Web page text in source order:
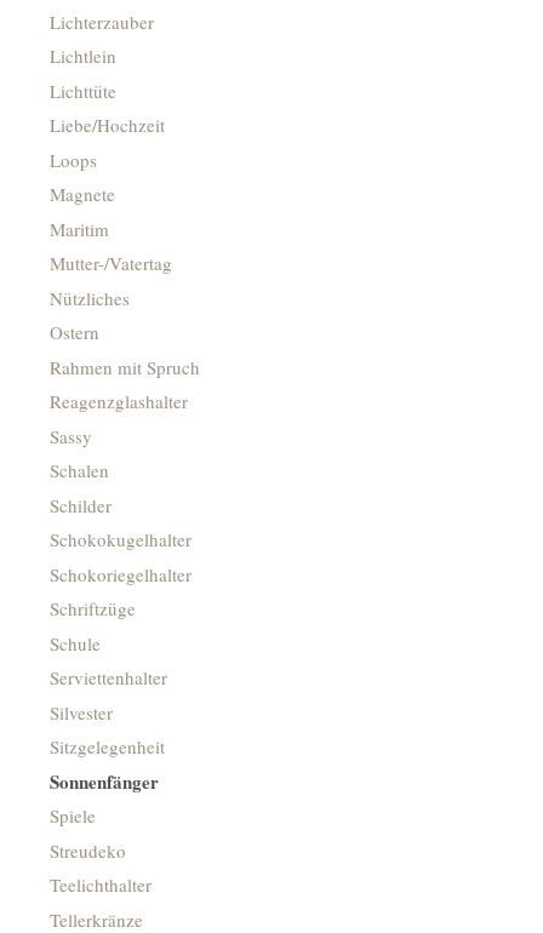
Lichterzauber
Lichtlein
Lichttüte
Liebe/Hochzeit
Loops
Magnete
Maritim
Mutter-/Vatertag
Nützliches
Ostern
Rahmen mit Spruch
Reagenzglashalter
Sassy
Schalen
Schilder
Schokokugelhalter
Schokoriegelhalter
Schriftzüge
Schule
Serviettenhalter
Silvester
Sitzgelegenheit
Sonnenfänger
Spiele
Streudeko
Teelichthalter
Tellerkränze